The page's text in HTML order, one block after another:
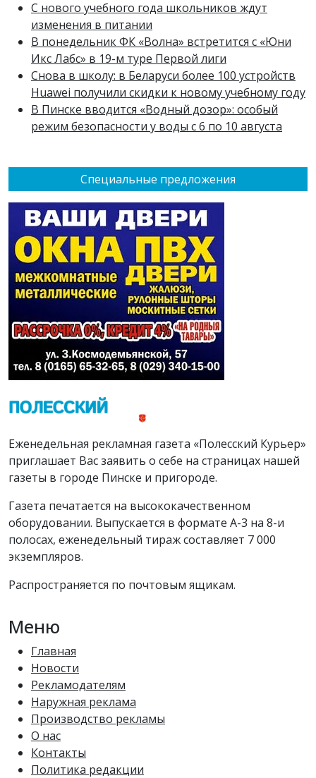
Специальные предложения
С нового учебного года школьников ждут
изменения в питании
В понедельник ФК «Волна» встретится с «Юни
Икс Лабс» в 19-м туре Первой лиги
Снова в школу: в Беларуси более 100 устройств
Huawei получили скидки к новому учебному году
В Пинске вводится «Водный дозор»: особый
режим безопасности у воды с 6 по 10 августа
Еженедельная рекламная газета «Полесский Курьер»
приглашает Вас заявить о себе на страницах нашей
газеты в городе Пинске и пригороде.
Газета печатается на высококачественном
оборудовании. Выпускается в формате А-3 на 8-и
полосах, еженедельный тираж составляет 7 000
экземпляров.
Распространяется по почтовым ящикам.
Меню
Главная
Новости
Рекламодателям
Наружная реклама
Производство рекламы
О нас
Контакты
Политика редакции